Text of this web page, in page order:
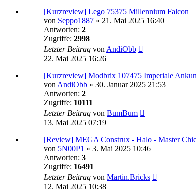
[Kurzreview] Lego 75375 Millennium Falcon
von Seppo1887 » 21. Mai 2025 16:40
Antworten: 2
Zugriffe: 2998
Letzter Beitrag von AndiObb
22. Mai 2025 16:26
[Kurzreview] Modbrix 107475 Imperiale
von AndiObb » 30. Januar 2025 21:53
Antworten: 2
Zugriffe: 10111
Letzter Beitrag von BumBum
13. Mai 2025 07:19
[Review] MEGA Construx - Halo - Master
von 5N00P1 » 3. Mai 2025 10:46
Antworten: 3
Zugriffe: 16491
Letzter Beitrag von Martin.Bricks
12. Mai 2025 10:38